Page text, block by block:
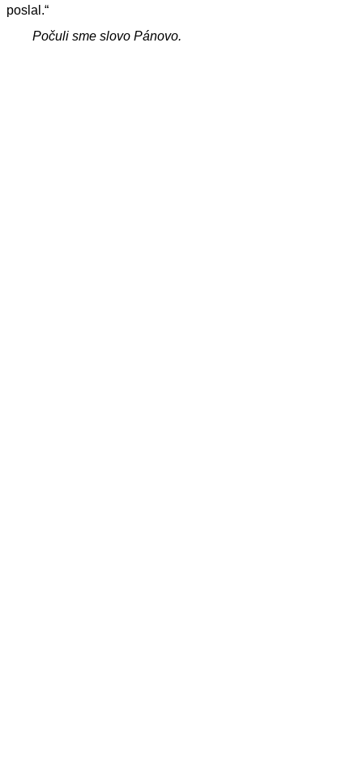
poslal.“
Počuli sme slovo Pánovo.